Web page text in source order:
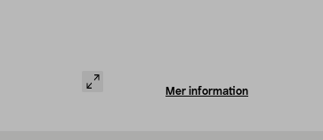
Mer information